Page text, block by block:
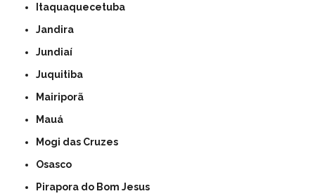
Itaquaquecetuba
Jandira
Jundiaí
Juquitiba
Mairiporã
Mauá
Mogi das Cruzes
Osasco
Pirapora do Bom Jesus